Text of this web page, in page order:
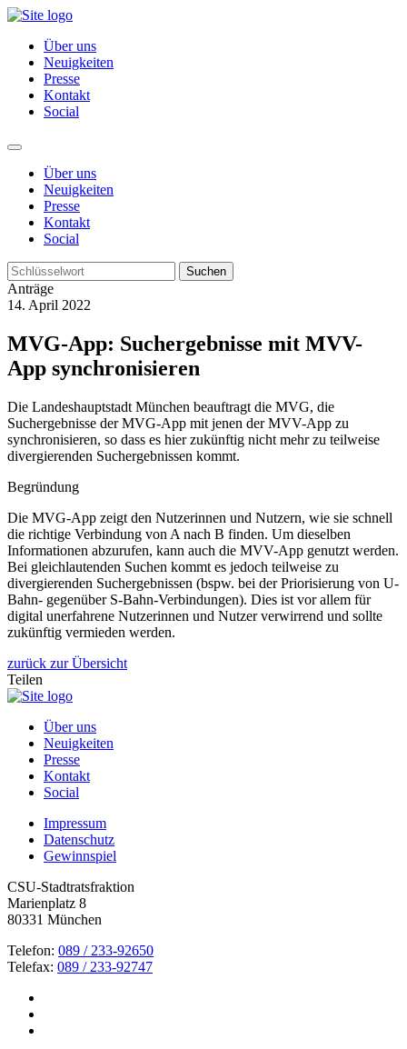
Über uns
Neuigkeiten
Presse
Kontakt
Social
Über uns
Neuigkeiten
Presse
Kontakt
Social
Suchen
Anträge
14. April 2022
MVG-App: Suchergebnisse mit MVV-
App synchronisieren
Die Landeshauptstadt München beauftragt die MVG, die
Suchergebnisse der MVG-App mit jenen der MVV-App zu
synchronisieren, so dass es hier zukünftig nicht mehr zu teilweise
divergierenden Suchergebnissen kommt.
Begründung
Die MVG-App zeigt den Nutzerinnen und Nutzern, wie sie schnell
die richtige Verbindung von A nach B finden. Um dieselben
Informationen abzurufen, kann auch die MVV-App genutzt werden.
Bei gleichlautenden Suchen kommt es jedoch teilweise zu
divergierenden Suchergebnissen (bspw. bei der Priorisierung von U-
Bahn- gegenüber S-Bahn-Verbindungen). Dies ist vor allem für
digital unerfahrene Nutzerinnen und Nutzer verwirrend und sollte
zukünftig vermieden werden.
zurück zur Übersicht
Teilen
Über uns
Neuigkeiten
Presse
Kontakt
Social
Impressum
Datenschutz
Gewinnspiel
CSU-Stadtratsfraktion
Marienplatz 8
80331 München
Telefon: 089 / 233-92650
Telefax: 089 / 233-92747